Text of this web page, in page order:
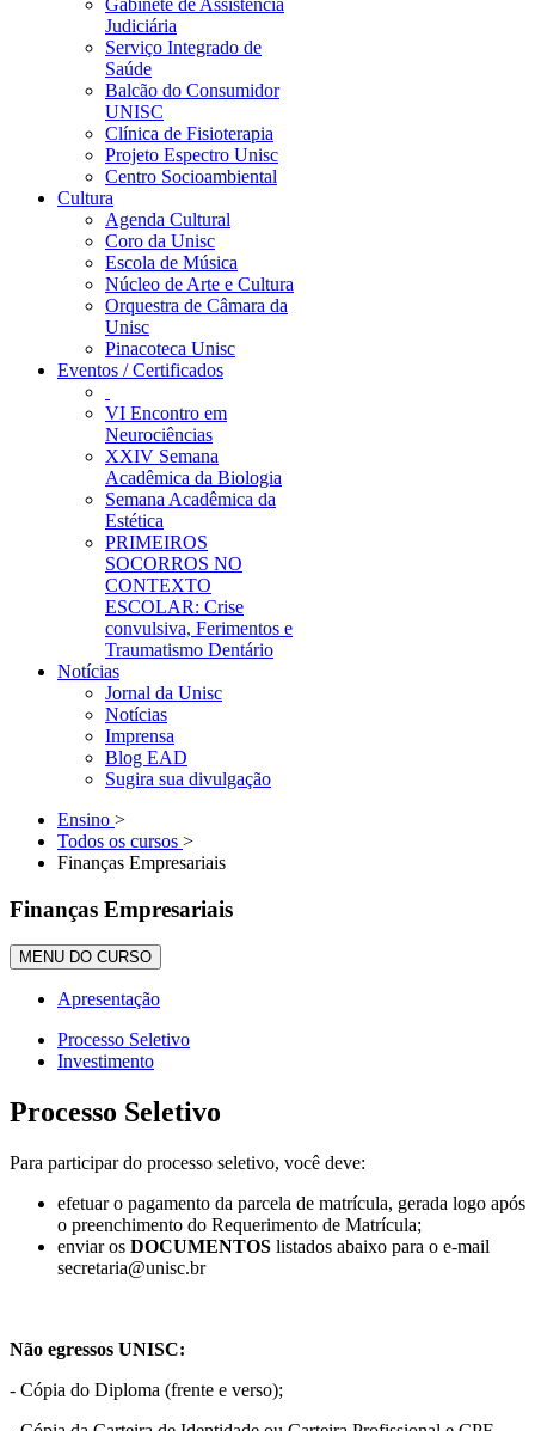
Gabinete de Assistência
Judiciária
Serviço Integrado de
Saúde
Balcão do Consumidor
UNISC
Clínica de Fisioterapia
Projeto Espectro Unisc
Centro Socioambiental
Cultura
Agenda Cultural
Coro da Unisc
Escola de Música
Núcleo de Arte e Cultura
Orquestra de Câmara da
Unisc
Pinacoteca Unisc
Eventos / Certificados
VI Encontro em
Neurociências
XXIV Semana
Acadêmica da Biologia
Semana Acadêmica da
Estética
PRIMEIROS
SOCORROS NO
CONTEXTO
ESCOLAR: Crise
convulsiva, Ferimentos e
Traumatismo Dentário
Notícias
Jornal da Unisc
Notícias
Imprensa
Blog EAD
Sugira sua divulgação
Ensino >
Todos os cursos >
Finanças Empresariais
Finanças Empresariais
MENU DO CURSO
Apresentação
Processo Seletivo
Investimento
Processo Seletivo
Para participar do processo seletivo, você deve:
efetuar o pagamento da parcela de matrícula, gerada logo após
o preenchimento do Requerimento de Matrícula;
enviar os DOCUMENTOS listados abaixo para o e-mail
secretaria@unisc.br
Não egressos UNISC:
- Cópia do Diploma (frente e verso);